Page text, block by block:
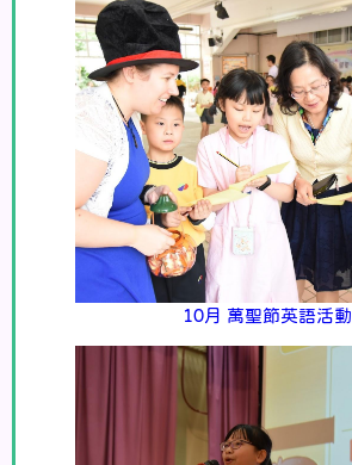
10月 萬聖節英語活動